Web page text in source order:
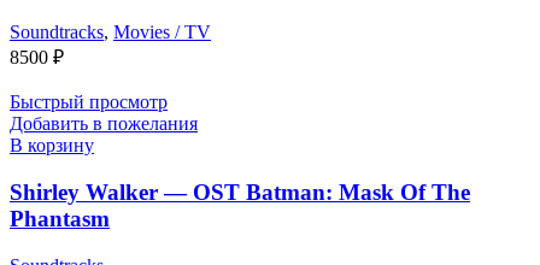
Soundtracks, Movies / TV
8500 ₽
Быстрый просмотр
Добавить в пожелания
В корзину
Shirley Walker — OST Batman: Mask Of The
Phantasm